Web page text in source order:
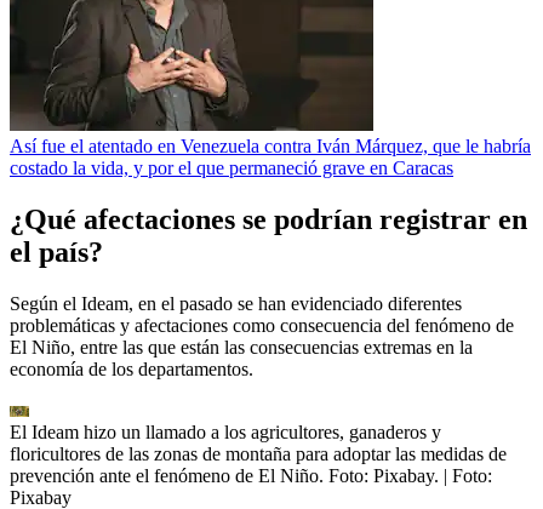
Así fue el atentado en Venezuela contra Iván Márquez, que le habría
costado la vida, y por el que permaneció grave en Caracas
¿Qué afectaciones se podrían registrar en
el país?
Según el Ideam, en el pasado se han evidenciado diferentes
problemáticas y afectaciones como consecuencia del fenómeno de
El Niño, entre las que están las consecuencias extremas en la
economía de los departamentos.
El Ideam hizo un llamado a los agricultores, ganaderos y
floricultores de las zonas de montaña para adoptar las medidas de
prevención ante el fenómeno de El Niño. Foto: Pixabay. | Foto:
Pixabay